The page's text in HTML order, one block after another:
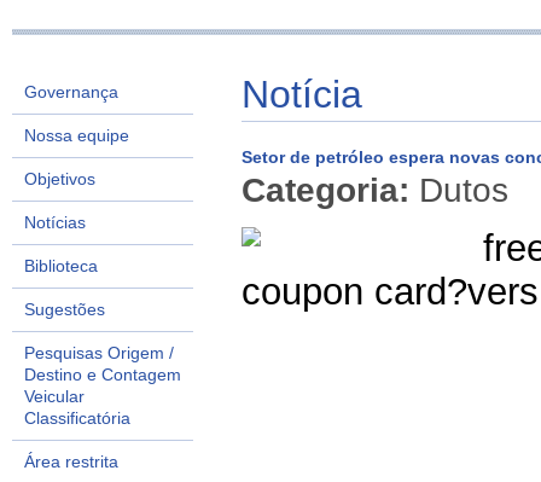
Governança
Nossa equipe
Objetivos
Notícias
Biblioteca
Sugestões
Pesquisas Origem /
Destino e Contagem
Veicular
Classificatória
Área restrita
Notícia
Setor de petróleo espera novas
Categoria: Dutos
coupon